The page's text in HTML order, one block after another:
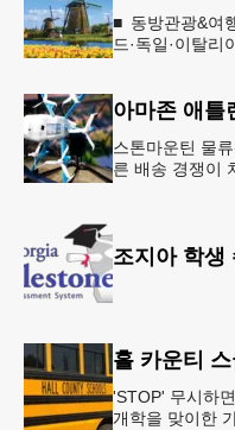
■ 동방관광&여
드·독일·이탈리
아마존 애틀
스톤마운틴 물
른 배송 경쟁이
조지아 학생
홀 카운티
'STOP' 무시하
개학을 맞이한